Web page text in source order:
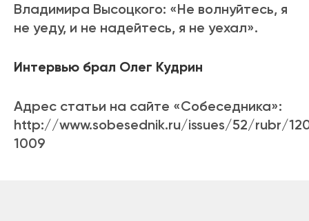
Владимира Высоцкого: «Не волнуйтесь, я
не уеду, и не надейтесь, я не уехал».
Интервью брал Олег Кудрин
Адрес статьи на сайте «Собеседника»:
http://www.sobesednik.ru/issues/52/rubr/
1009